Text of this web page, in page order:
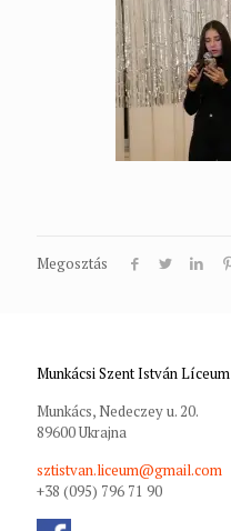
Megosztás
Munkácsi Szent István Líceum
Munkács, Nedeczey u. 20.
89600 Ukrajna
sztistvan.liceum@gmail.com
+38 (095) 796 71 90